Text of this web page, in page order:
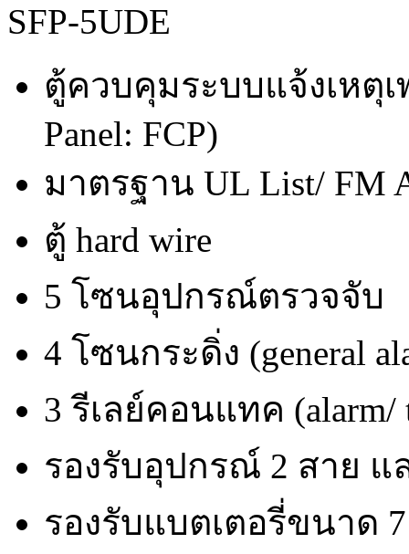
SFP-5UDE
ตู้ควบคุมระบบแจ้งเหตุเ
Panel: FCP)
มาตรฐาน UL List/ FM
ตู้ hard wire
5 โซนอุปกรณ์ตรวจจับ
4 โซนกระดิ่ง (general
3 รีเลย์คอนแทค (alarm/
รองรับอุปกรณ์ 2 สาย แ
รองรับแบตเตอรี่ขนาด